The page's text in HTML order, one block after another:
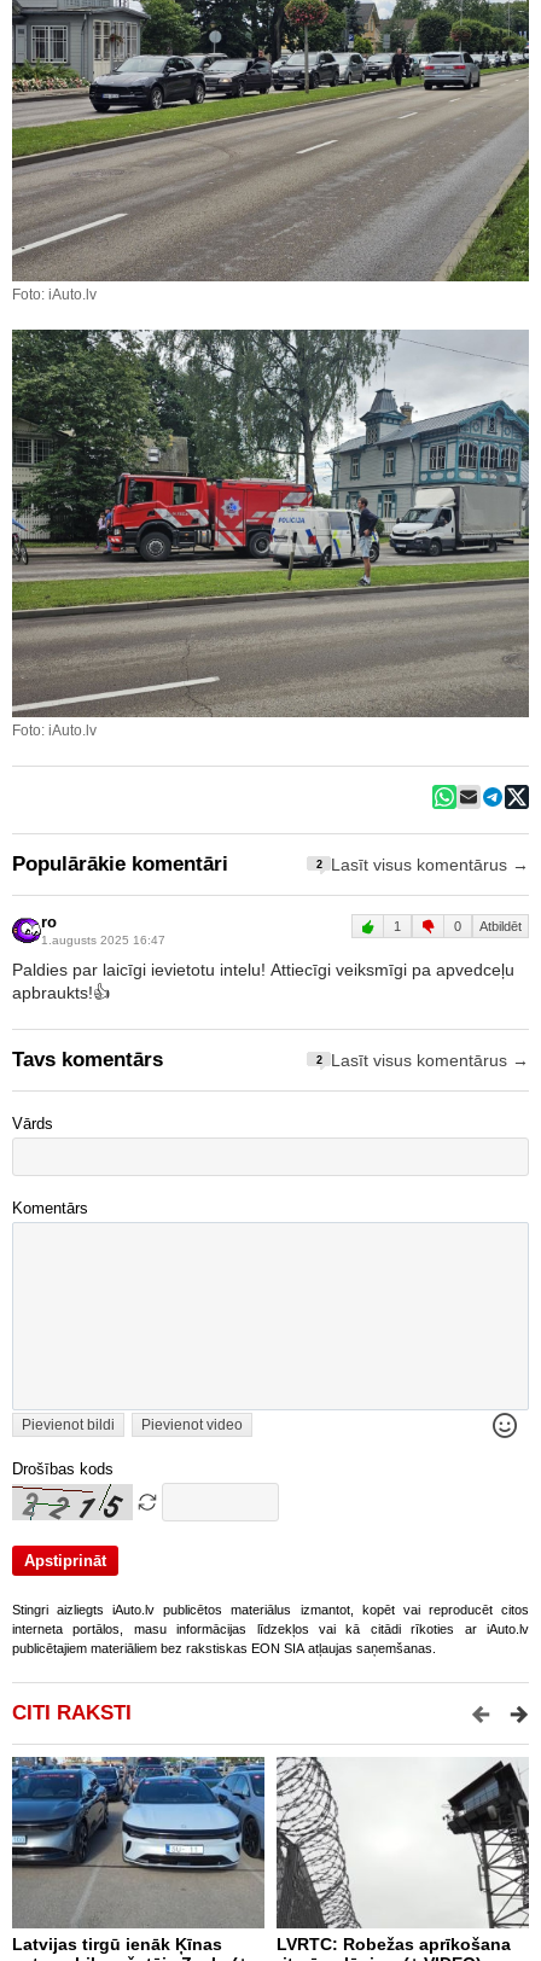
Foto: iAuto.lv
Foto: iAuto.lv
Populārākie komentāri 2 Lasīt visus komentārus →
ro
1.augusts 2025 16:47
1 0 Atbildēt
Paldies par laicīgi ievietotu intelu! Attiecīgi veiksmīgi pa apvedceļu
apbraukts!👍
Tavs komentārs 2 Lasīt visus komentārus →
Vārds
Komentārs
Pievienot bildi Pievienot video
Drošības kods
Stingri aizliegts iAuto.lv publicētos materiālus izmantot, kopēt vai reproducēt citos
interneta portālos, masu informācijas līdzekļos vai kā citādi rīkoties ar iAuto.lv
publicētajiem materiāliem bez rakstiskas EON SIA atļaujas saņemšanas.
CITI RAKSTI
Latvijas tirgū ienāk Ķīnas
LVRTC: Robežas aprīkošana